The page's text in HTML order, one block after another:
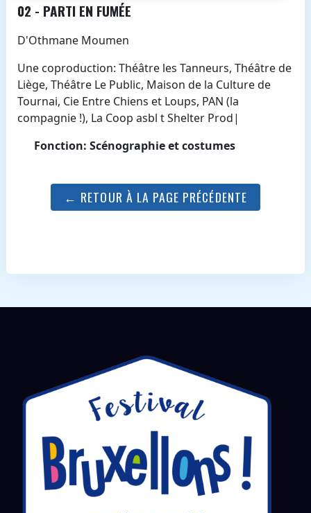
02 - PARTI EN FUMÉE
D'Othmane Moumen
Une coproduction: Théâtre les Tanneurs, Théâtre de
Liège, Théâtre Le Public, Maison de la Culture de
Tournai, Cie Entre Chiens et Loups, PAN (la
compagnie !), La Coop asbl t Shelter Prod|
Fonction: Scénographie et costumes
← RETOUR À LA PAGE PRÉCÉDENTE